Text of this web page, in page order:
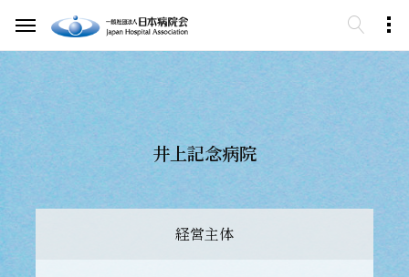
井上記念病院
経営主体